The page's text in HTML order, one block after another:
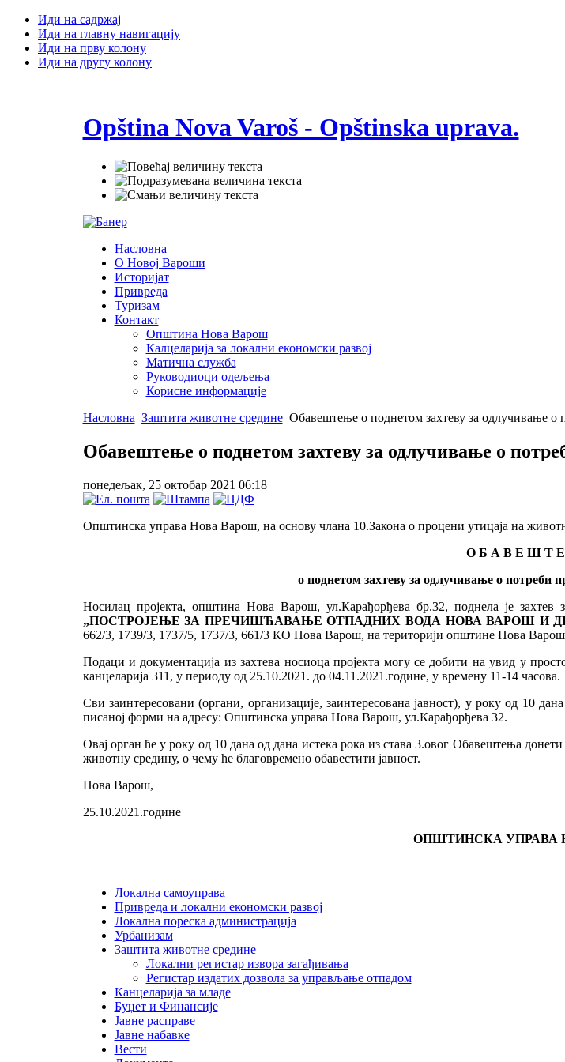
Иди на садржај
Иди на главну навигацију
Иди на прву колону
Иди на другу колону
Opština Nova Varoš - Opštinska uprava.
Насловна
О Новој Вароши
Историјат
Привреда
Туризам
Контакт
Општина Нова Варош
Калцеларија за локални економски развој
Матична служба
Руководиоци одељења
Корисне информације
Насловна Заштита животне средине Обавештење о поднетом захтеву за одлучивање о
Обавештење о поднетом захтеву за одлучивање о
понедељак, 25 октобар 2021 06:18
Општинска управа Нова Варош, на основу члана 10.Закона о процени утицаја на
О Б А В Е Ш Т
о поднетом захтеву за одлучивање о потреби
Носилац пројекта, општина Нова Варош, ул.Карађорђева бр.32, поднела је
„ПОСТРОЈЕЊЕ ЗА ПРЕЧИШЋАВАЊЕ ОТПАДНИХ ВОДА НОВА ВАРОШ И
662/3, 1739/3, 1737/5, 1737/3, 661/3 КО Нова Варош, на територији општине Нова
Подаци и документација из захтева носиоца пројекта могу се добити на увид у
канцеларија 311, у периоду од 25.10.2021. до 04.11.2021.године, у времену 11-14 часова.
Сви заинтересовани (органи, организације, заинтересована јавност), у року од 10
писаној форми на адресу: Општинска управа Нова Варош, ул.Карађорђева 32.
Овај орган ће у року од 10 дана од дана истека рока из става 3.овог Обавештења
животну средину, о чему ће благовремено обавестити јавност.
Нова Варош,
25.10.2021.године
ОПШТИНСКА УПРАВА
Локална самоуправа
Привреда и локални економски развој
Локална пореска администрација
Урбанизам
Заштита животне средине
Локални регистар извора загађивања
Регистар издатих дозвола за управљање отпадом
Канцеларија за младе
Буџет и Финансије
Јавне расправе
Јавне набавке
Вести